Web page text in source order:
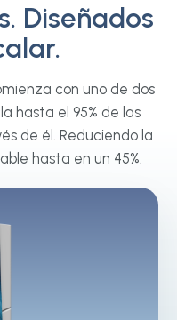
Diseñados
con uno de dos
hasta el 95% de las
de él. Reduciendo la
hasta en un 45%.